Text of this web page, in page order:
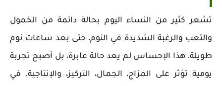
تشعر كثير من النساء اليوم بحالة دائمة من الخمول
والتعب والرغبة الشديدة في النوم، حتى بعد ساعات نوم
طويلة. هذا الإحساس لم يعد حالة عابرة، بل أصبح تجربة
يومية تؤثر على المزاج، الجمال، التركيز، والإنتاجية. في